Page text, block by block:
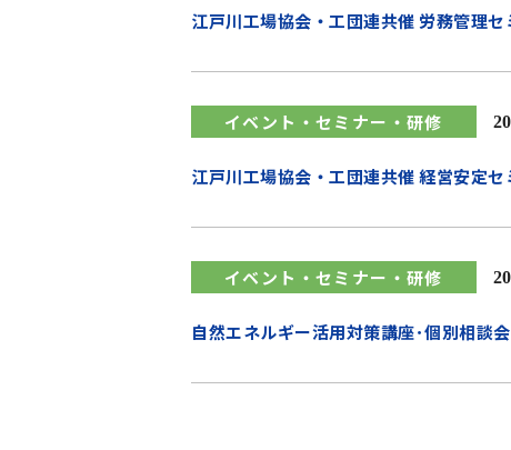
江戸川工場協会・工団連共催 労務管理
イベント・セミナー・研修
江戸川工場協会・工団連共催 経営安定
イベント・セミナー・研修
自然エネルギー活用対策講座･個別相談